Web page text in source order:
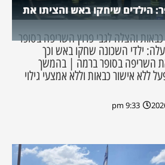
הילדים שיחקו באש והציתו את
והצלה לגבי פרוץ השריפה בסופר
ילדי השכונה שחקו באש וכך
השריפה בסופר ברמה | בהמשך
אישור כבאות וללא אמצעי גילוי
9:33 pm